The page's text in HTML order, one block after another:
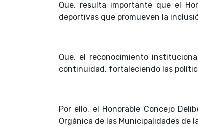
Que, resulta importante que el
deportivas que promueven la
Que, el reconocimiento
continuidad, fortaleciendo las
Por ello, el Honorable Concejo
Orgánica de las Municipalidades de